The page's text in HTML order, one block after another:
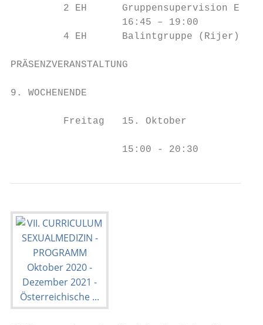
2 EH      Gruppensupervision
                   16:45 – 19:00
         4 EH      Balintgruppe (Rijer)
PRÄSENZVERANSTALTUNG
9. WOCHENENDE
         Freitag   15. Oktober
                   15:00 - 20:30